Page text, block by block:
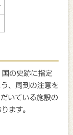
の史跡に指定
、周到の注意を
いている施設の
ます。